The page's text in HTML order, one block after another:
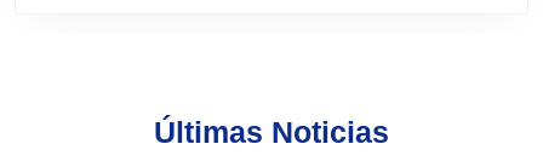
Últimas Noticias